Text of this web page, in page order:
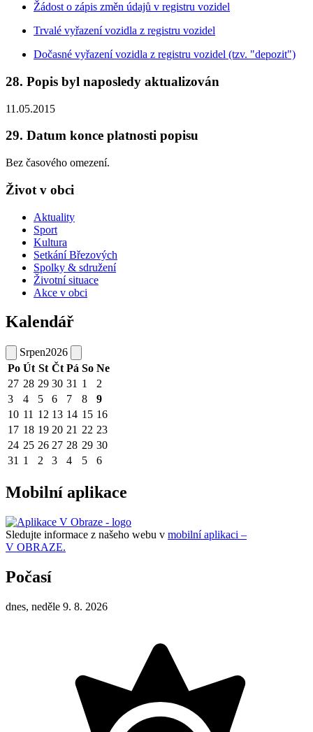
Žádost o zápis změn údajů v registru vozidel
Trvalé vyřazení vozidla z registru vozidel
Dočasné vyřazení vozidla z registru vozidel (tzv. "depozit")
28. Popis byl naposledy aktualizován
11.05.2015
29. Datum konce platnosti popisu
Bez časového omezení.
Život v obci
Aktuality
Sport
Kultura
Setkání Březových
Spolky & sdružení
Životní situace
Akce v obci
Kalendář
Srpen2026
Po Út St Čt Pá So Ne
27 28 29 30 31 1
2
3
4 5 6 7 8
9
10 11 12 13 14 15 16
17 18 19 20 21 22 23
24 25 26 27 28 29 30
31 1 2 3 4 5 6
Mobilní aplikace
Sledujte informace z našeho webu v mobilní aplikaci –
V OBRAZE.
Počasí
dnes, neděle 9. 8. 2026